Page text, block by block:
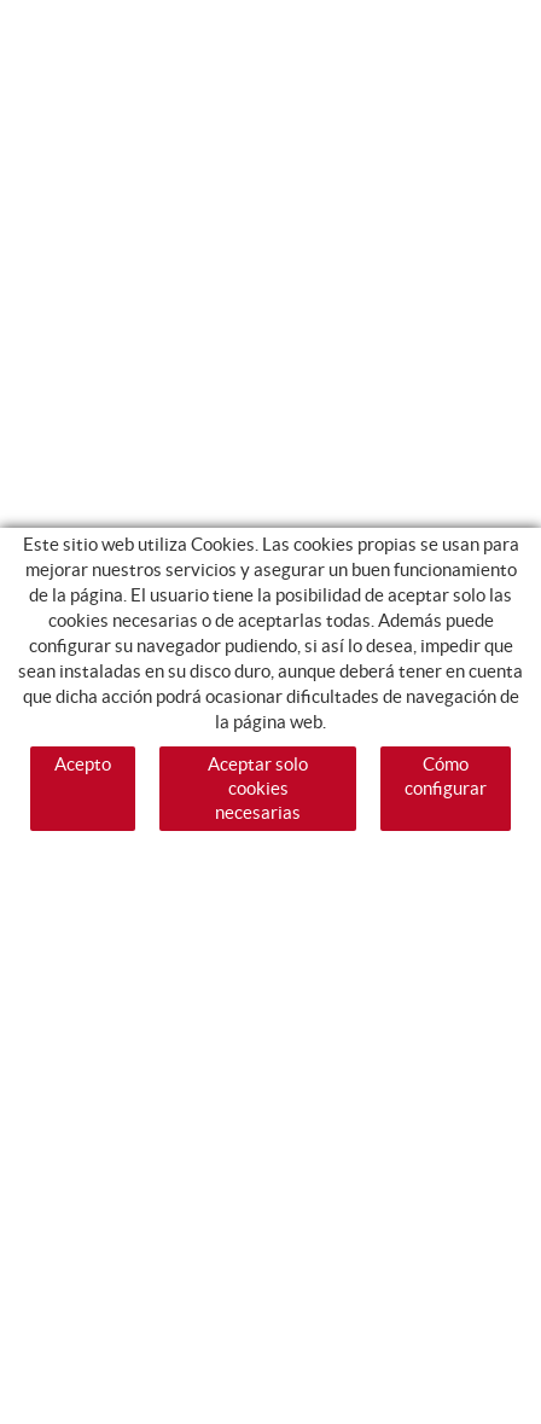
Este sitio web utiliza Cookies. Las cookies propias se usan para
mejorar nuestros servicios y asegurar un buen funcionamiento
de la página. El usuario tiene la posibilidad de aceptar solo las
cookies necesarias o de aceptarlas todas. Además puede
configurar su navegador pudiendo, si así lo desea, impedir que
sean instaladas en su disco duro, aunque deberá tener en cuenta
que dicha acción podrá ocasionar dificultades de navegación de
la página web.
Acepto
Aceptar solo
cookies
necesarias
Cómo
configurar